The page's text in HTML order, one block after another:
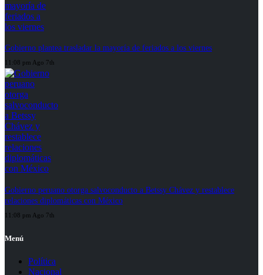
Gobierno plantea trasladar la mayoría de feriados a los viernes
11:08 pm Ago 7th
Gobierno peruano otorga salvoconducto a Betssy Chávez y restablece
relaciones diplomáticas con México
11:08 pm Ago 7th
Menú
Política
Nacional